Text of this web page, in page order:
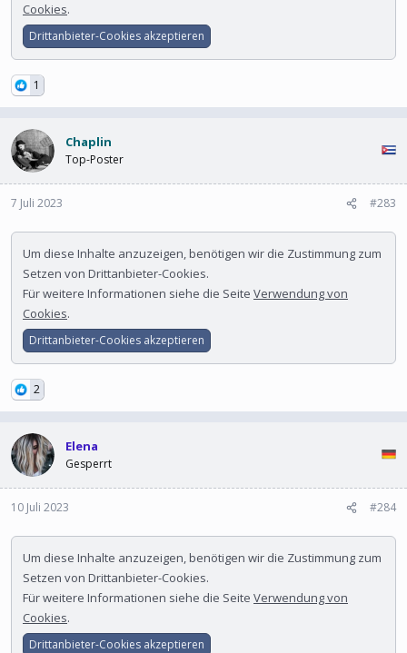
Cookies.
Drittanbieter-Cookies akzeptieren
1
Chaplin
Top-Poster
7 Juli 2023 #283
Um diese Inhalte anzuzeigen, benötigen wir die Zustimmung zum
Setzen von Drittanbieter-Cookies.
Für weitere Informationen siehe die Seite Verwendung von
Cookies.
Drittanbieter-Cookies akzeptieren
2
Elena
Gesperrt
10 Juli 2023 #284
Um diese Inhalte anzuzeigen, benötigen wir die Zustimmung zum
Setzen von Drittanbieter-Cookies.
Für weitere Informationen siehe die Seite Verwendung von
Cookies.
Drittanbieter-Cookies akzeptieren